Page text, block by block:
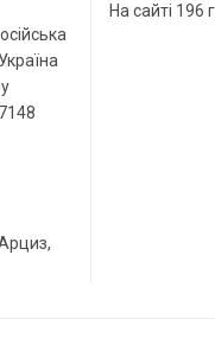
На сайті 196